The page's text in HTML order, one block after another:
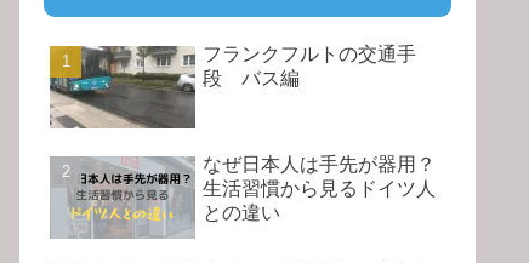
フランクフルトの交通手
段 バス編
なぜ日本人は手先が器用？
生活習慣から見るドイツ人
との違い